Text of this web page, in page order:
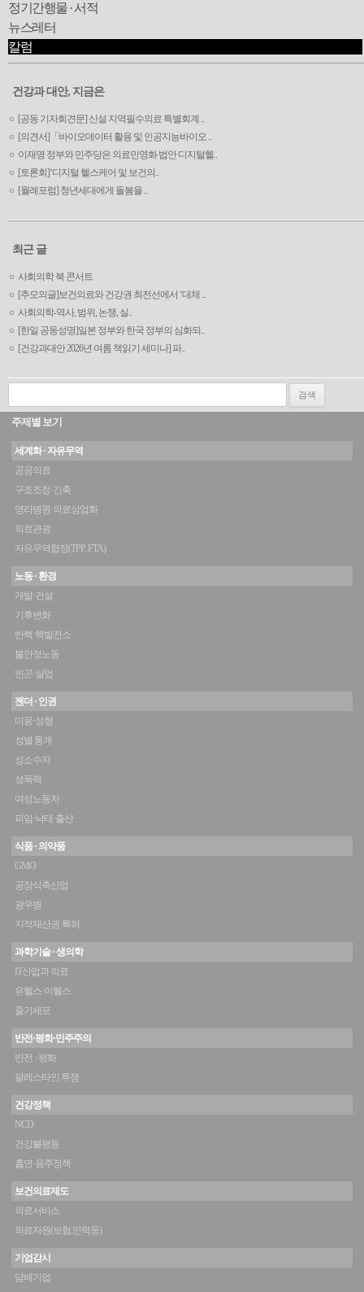
정기간행물 · 서적
뉴스레터
칼럼
건강과 대안, 지금은
[공동 기자회견문] 신설 지역필수의료 특별회계 ..
[의견서]「바이오데이터 활용 및 인공지능바이오 ..
이재명 정부와 민주당은 의료민영화 법안 디지털헬..
[토론회]‘디지털 헬스케어 및 보건의..
[월례포럼] 청년세대에게 돌봄을 ..
최근 글
사회의학 북 콘서트
[추모의글]보건의료와 건강권 최전선에서 ‘대체 ..
사회의학-역사, 범위, 논쟁, 실..
[한일 공동성명]일본 정부와 한국 정부의 심화되..
[건강과대안 2026년 여름 책읽기 세미나] 파..
검색:
주제별 보기
세계화 · 자유무역
공공의료
구조조정·긴축
영리병원·의료상업화
의료관광
자유무역협정(TPP, FTA)
노동 · 환경
개발·건설
기후변화
반핵·핵발전소
불안정노동
빈곤·실업
젠더 · 인권
미용·성형
성별 통계
성소수자
성폭력
여성노동자
피임·낙태·출산
식품 · 의약품
GMO
공장식축산업
광우병
지적재산권·특허
과학기술 · 생의학
IT산업과 의료
유헬스·이헬스
줄기세포
반전·평화·민주주의
반전 · 평화
팔레스타인 투쟁
건강정책
NCD
건강불평등
흡연·음주정책
보건의료제도
의료서비스
의료자원(보험,인력등)
기업감시
담배기업